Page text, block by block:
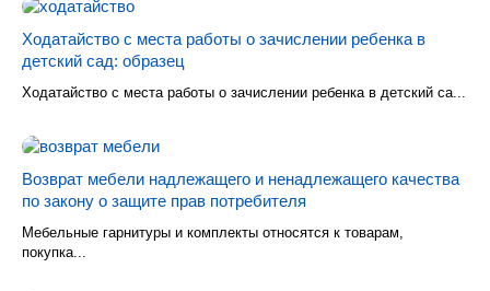
Ходатайство с места работы о зачислении ребенка в
детский сад: образец
Ходатайство с места работы о зачислении ребенка в детский са...
Возврат мебели надлежащего и ненадлежащего качества
по закону о защите прав потребителя
Мебельные гарнитуры и комплекты относятся к товарам,
покупка...